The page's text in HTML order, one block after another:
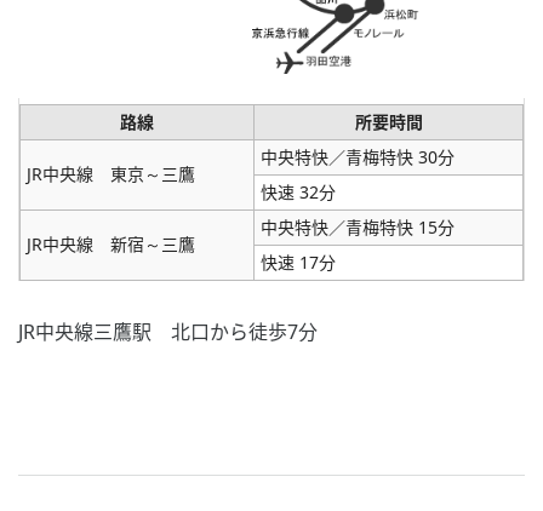
路線 所要時間
JR中央線 東京～三鷹
中央特快／青梅特快 30分
快速 32分
JR中央線 新宿～三鷹
中央特快／青梅特快 15分
快速 17分
JR中央線三鷹駅 北口から徒歩7分